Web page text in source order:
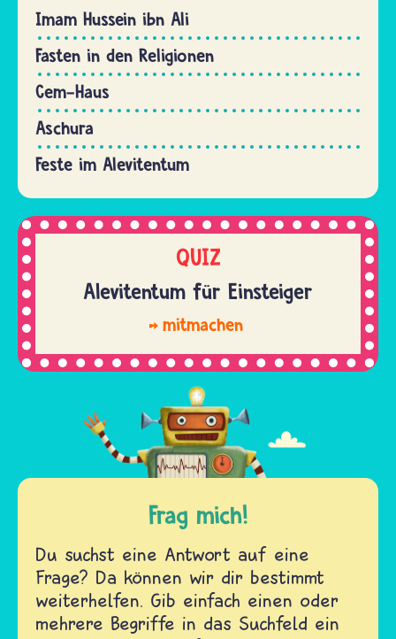
Imam Hussein ibn Ali
Fasten in den Religionen
Cem-Haus
Aschura
Feste im Alevitentum
QUIZ
Alevitentum für Einsteiger
mitmachen
Frag mich!
Du suchst eine Antwort auf eine
Frage? Da können wir dir bestimmt
weiterhelfen. Gib einfach einen oder
mehrere Begriffe in das Suchfeld ein